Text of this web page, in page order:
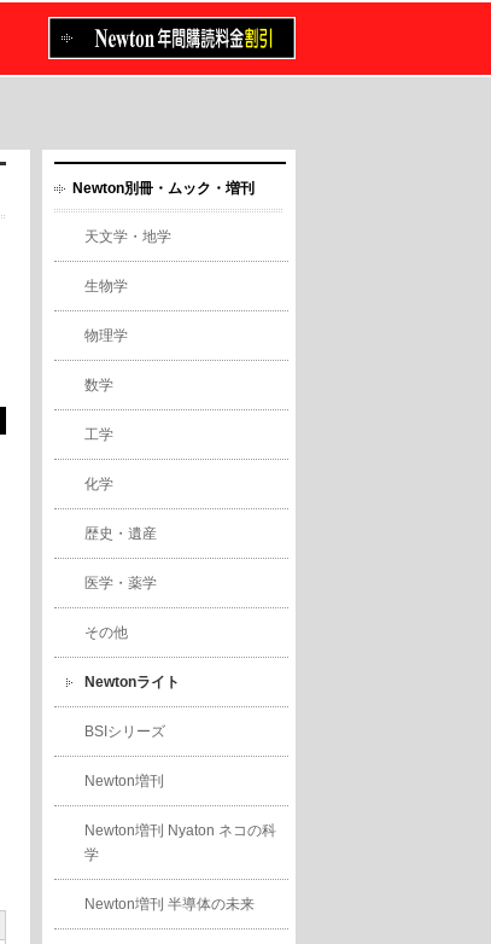
Newton別冊・ムック・増刊
天文学・地学
生物学
物理学
数学
工学
化学
歴史・遺産
医学・薬学
その他
Newtonライト
BSIシリーズ
Newton増刊
Newton増刊 Nyaton ネコの科
学
Newton増刊 半導体の未来